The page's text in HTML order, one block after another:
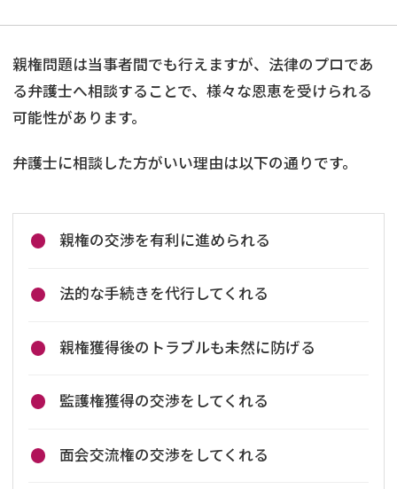
親権問題は当事者間でも行えますが、法律のプロであ
る弁護士へ相談することで、様々な恩恵を受けられる
可能性があります。
弁護士に相談した方がいい理由は以下の通りです。
親権の交渉を有利に進められる
法的な手続きを代行してくれる
親権獲得後のトラブルも未然に防げる
監護権獲得の交渉をしてくれる
面会交流権の交渉をしてくれる